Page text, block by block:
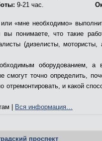
9-21 час.
«мне необходимо»
вы понимаете, что такие
(дизелисты, мотористы,
оборудованием, а
смогут точно определить,
отремонтировать, и какой
| Вся информация…
проспект